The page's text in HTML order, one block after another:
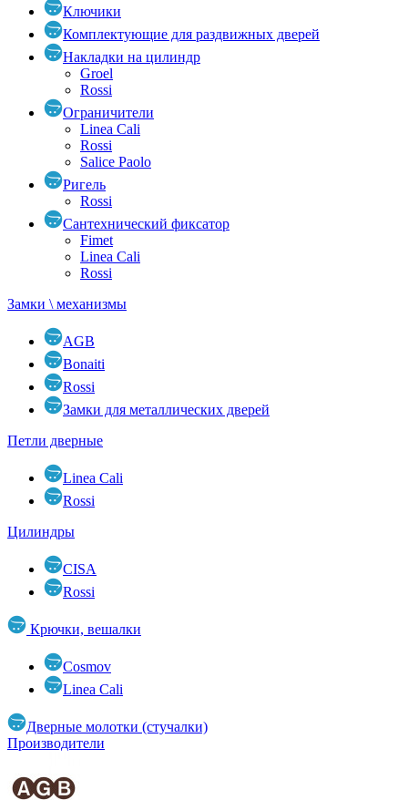
Ключики
Комплектующие для раздвижных дверей
Накладки на цилиндр
Groel
Rossi
Ограничители
Linea Cali
Rossi
Salice Paolo
Ригель
Rossi
Сантехнический фиксатор
Fimet
Linea Cali
Rossi
Замки \ механизмы
AGB
Bonaiti
Rossi
Замки для металлических дверей
Петли дверные
Linea Cali
Rossi
Цилиндры
CISA
Rossi
Крючки, вешалки
Cosmov
Linea Cali
Дверные молотки (стучалки)
Производители